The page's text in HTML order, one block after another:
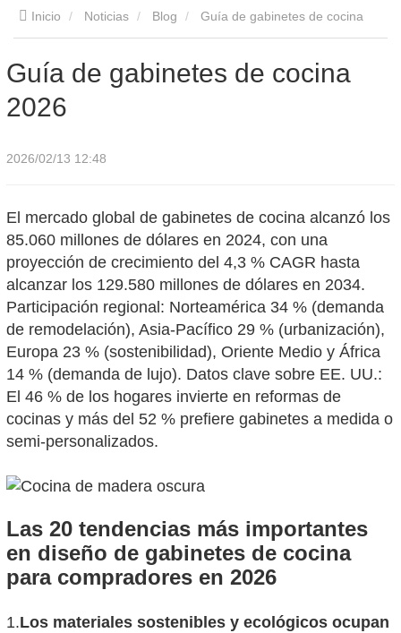
Inicio Noticias Blog
2026
Guía de gabinetes de cocina
2026
2026/02/13 12:48
El mercado global de gabinetes de cocina alcanzó los
85.060 millones de dólares en 2024, con una
proyección de crecimiento del 4,3 % CAGR hasta
alcanzar los 129.580 millones de dólares en 2034.
Participación regional: Norteamérica 34 % (demanda
de remodelación), Asia-Pacífico 29 % (urbanización),
Europa 23 % (sostenibilidad), Oriente Medio y África
14 % (demanda de lujo). Datos clave sobre EE. UU.:
El 46 % de los hogares invierte en reformas de
cocinas y más del 52 % prefiere gabinetes a medida o
semi-personalizados.
Las 20 tendencias más importantes
en diseño de gabinetes de cocina
para compradores en 2026
1.Los materiales sostenibles y ecológicos ocupan